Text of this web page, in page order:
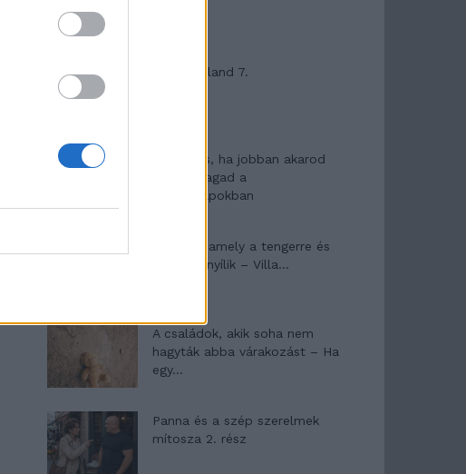
Máltai kaland 7.
10 tanács, ha jobban akarod
érezni magad a
hétköznapokban
Egy ház, amely a tengerre és
a fényre nyílik – Villa...
A családok, akik soha nem
hagyták abba várakozást – Ha
egy...
Panna és a szép szerelmek
mítosza 2. rész